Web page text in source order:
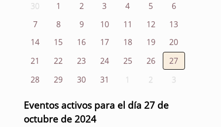
30 1 2 3 4 5
6
7
8 9 10 11 12
13
14
15 16 17 18 19
20
21
22 23 24 25 26
27
28
29 30 31 1 2 3
Eventos activos para el día 27 de
octubre de 2024